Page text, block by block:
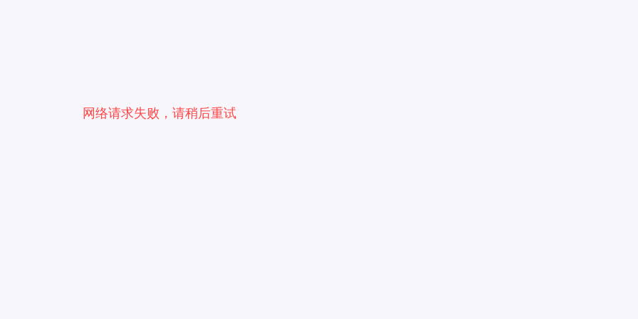
网络请求失败，请稍后重试